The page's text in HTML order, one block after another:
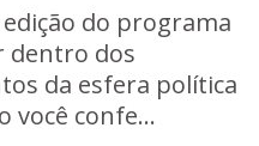
do programa
dentro dos
da esfera política
você confe...